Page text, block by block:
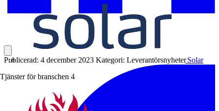
Solar
Tjänster för branschen 4
Publicerad: 4 december 2023 Kategori: Leverantörsnyheter